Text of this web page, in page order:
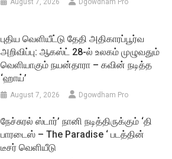
புதிய வெளியீட்டு தேதி அதிகாரப்பூர்வ
அறிவிப்பு: ஆகஸ்ட் 28-ல் உலகம் முழுவதும்
வெளியாகும் நயன்தாரா – கவின் நடித்த
‘ஹாய்’
August 7, 2026 Dgowdham Pro
நேச்சுரல் ஸ்டார்’ நானி நடித்திருக்கும் ‘தி
பாரடைஸ் – The Paradise ‘ படத்தின்
டீசர் வெளியீடு